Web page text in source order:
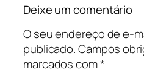
Deixe um comentário
O seu endereço de e-
publicado.Campos
marcados com*